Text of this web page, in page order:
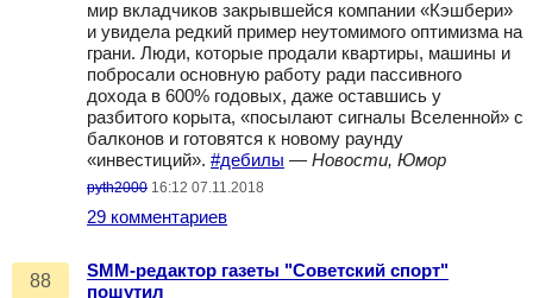
мир вкладчиков закрывшейся компании «Кэшбери»
и увидела редкий пример неутомимого оптимизма на
грани. Люди, которые продали квартиры, машины и
побросали основную работу ради пассивного
дохода в 600% годовых, даже оставшись у
разбитого корыта, «посылают сигналы Вселенной» с
балконов и готовятся к новому раунду
«инвестиций». #дебилы — Новости, Юмор
pyth2000 16:12 07.11.2018
29 комментариев
88
SMM-редактор газеты "Советский спорт"
пошутил